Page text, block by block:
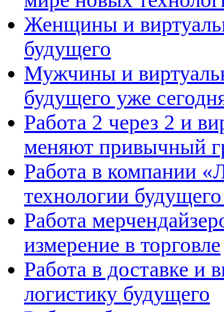
Женщины и
будущего
Мужчины и
будущего уже
Работа 2 через 2 и
меняют привычный
Работа в компании
технологии
Работа
измерение в торговле
Работа в доставке и
логистику будущего